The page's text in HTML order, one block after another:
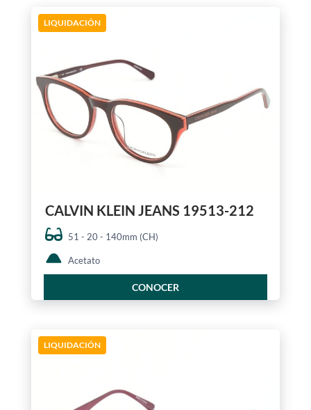
LIQUIDACIÓN
CALVIN KLEIN JEANS 19513-212
51 - 20 - 140mm (CH)
Acetato
CONOCER
LIQUIDACIÓN